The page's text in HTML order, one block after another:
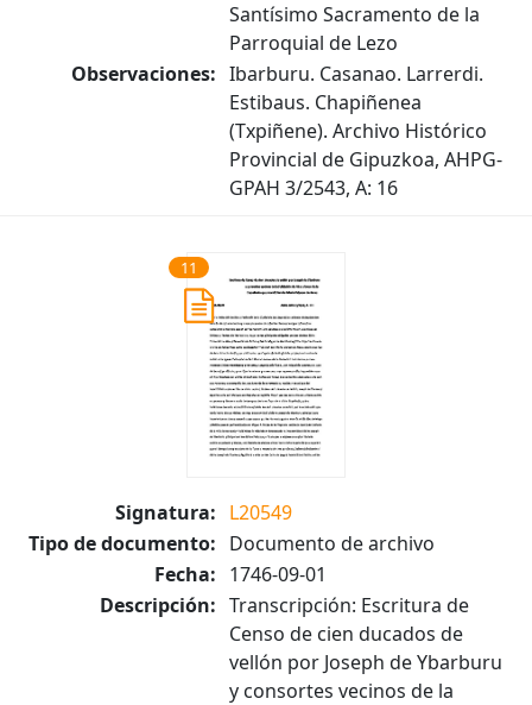
Santísimo Sacramento de la
Parroquial de Lezo
Observaciones: Ibarburu. Casanao. Larrerdi.
Estibaus. Chapiñenea
(Txpiñene). Archivo Histórico
Provincial de Gipuzkoa, AHPG-
GPAH 3/2543, A: 16
11
Signatura: L20549
Tipo de documento: Documento de archivo
Fecha: 1746-09-01
Descripción: Transcripción: Escritura de
Censo de cien ducados de
vellón por Joseph de Ybarburu
y consortes vecinos de la